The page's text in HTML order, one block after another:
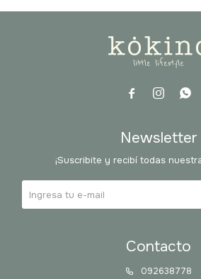
  
Contacto
092638778
Newsletter
¡Suscribite y recibí todas